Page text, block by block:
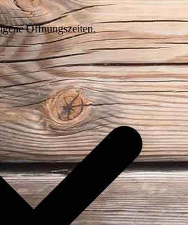
Öffnungszeiten.